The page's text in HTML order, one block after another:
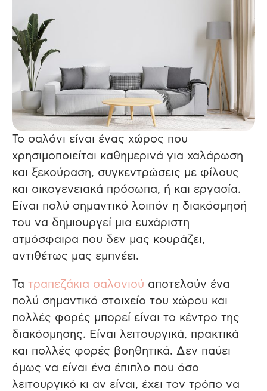
Το σαλόνι είναι ένας χώρος που
χρησιμοποιείται καθημερινά για χαλάρωση
και ξεκούραση, συγκεντρώσεις με φίλους
και οικογενειακά πρόσωπα, ή και εργασία.
Είναι πολύ σημαντικό λοιπόν η διακόσμησή
του να δημιουργεί μια ευχάριστη
ατμόσφαιρα που δεν μας κουράζει,
αντιθέτως μας εμπνέει.
Τα τραπεζάκια σαλονιού αποτελούν ένα
πολύ σημαντικό στοιχείο του χώρου και
πολλές φορές μπορεί είναι το κέντρο της
διακόσμησης. Είναι λειτουργικά, πρακτικά
και πολλές φορές βοηθητικά. Δεν παύει
όμως να είναι ένα έπιπλο που όσο
λειτουργικό κι αν είναι, έχει τον τρόπο να